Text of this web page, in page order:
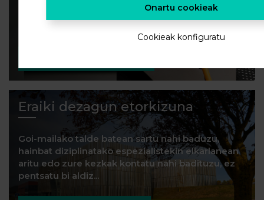
ikerkuntzako berrikuntzak ezagutu nahi badituzu,
Eraiki dezagun etorkizuna
Goi-mailako talde batean sartu nahi baduzu,
hainbat diziplinatako espezialistekin elkarlanean
aritu edo zure kezkak kontatu nahi badituzu, ez
pentsatu bi aldiz...
Onartu cookieak
Cookieak konfiguratu